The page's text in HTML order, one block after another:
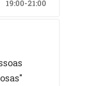
19:00-21:00